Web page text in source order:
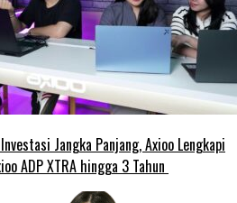
Jangka Panjang, Axioo Lengkapi
ADP XTRA hingga 3 Tahun